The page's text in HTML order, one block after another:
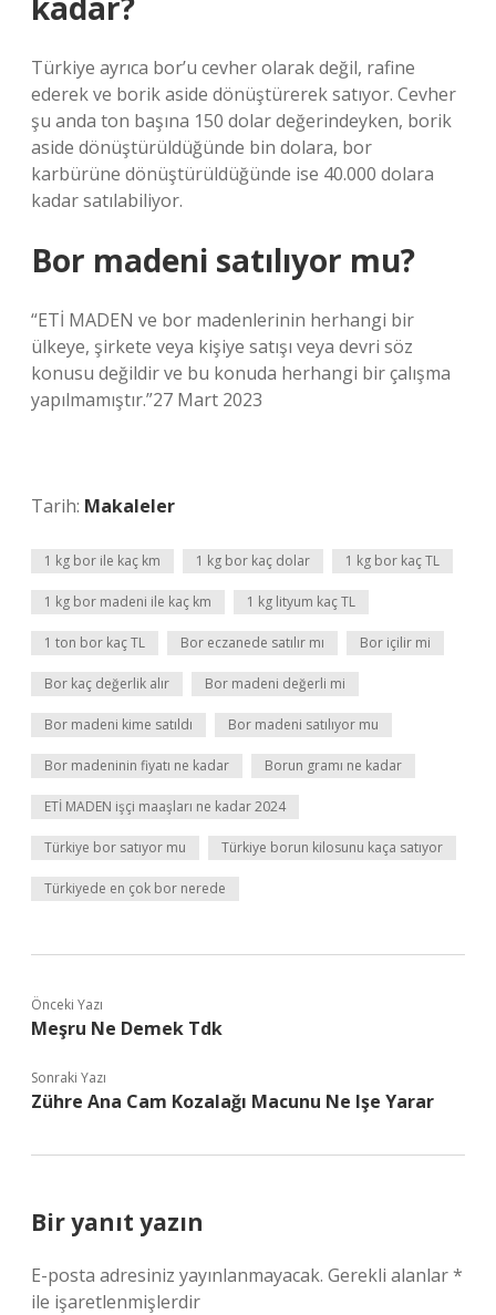
Türkiye ayrıca bor’u cevher olarak değil, rafine
ederek ve borik aside dönüştürerek satıyor. Cevher
şu anda ton başına 150 dolar değerindeyken, borik
aside dönüştürüldüğünde bin dolara, bor
karbürüne dönüştürüldüğünde ise 40.000 dolara
kadar satılabiliyor.
Bor madeni satılıyor mu?
“ETİ MADEN ve bor madenlerinin herhangi bir
ülkeye, şirkete veya kişiye satışı veya devri söz
konusu değildir ve bu konuda herhangi bir çalışma
yapılmamıştır.”27 Mart 2023
Tarih: Makaleler
1 kg bor ile kaç km 1 kg bor kaç dolar 1 kg bor kaç TL
1 kg bor madeni ile kaç km 1 kg lityum kaç TL
1 ton bor kaç TL Bor eczanede satılır mı Bor içilir mi
Bor kaç değerlik alır Bor madeni değerli mi
Bor madeni kime satıldı Bor madeni satılıyor mu
Bor madeninin fiyatı ne kadar Borun gramı ne kadar
ETİ MADEN işçi maaşları ne kadar 2024
Türkiye bor satıyor mu Türkiye borun kilosunu kaça satıyor
Türkiyede en çok bor nerede
Önceki Yazı
Meşru Ne Demek Tdk
Sonraki Yazı
Zühre Ana Cam Kozalağı Macunu Ne Işe Yarar
Bir yanıt yazın
E-posta adresiniz yayınlanmayacak. Gerekli alanlar*
ile işaretlenmişlerdir